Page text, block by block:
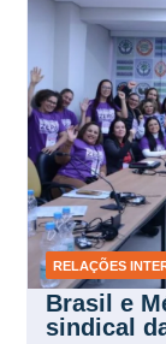
RELAÇÕES
Brasil e
sindical